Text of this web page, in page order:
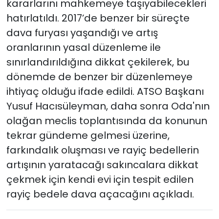
kararlarını mahkemeye taşıyabilecekleri
hatırlatıldı. 2017’de benzer bir süreçte
dava furyası yaşandığı ve artış
oranlarının yasal düzenleme ile
sınırlandırıldığına dikkat çekilerek, bu
dönemde de benzer bir düzenlemeye
ihtiyaç olduğu ifade edildi. ATSO Başkanı
Yusuf Hacısüleyman, daha sonra Oda'nın
olağan meclis toplantısında da konunun
tekrar gündeme gelmesi üzerine,
farkındalık oluşması ve rayiç bedellerin
artışının yaratacağı sakıncalara dikkat
çekmek için kendi evi için tespit edilen
rayiç bedele dava açacağını açıkladı.